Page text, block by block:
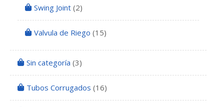
Swing Joint (2)
Valvula de Riego (15)
Sin categoría (3)
Tubos Corrugados (16)